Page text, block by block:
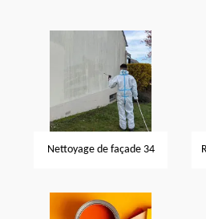
Nettoyage de façade 34